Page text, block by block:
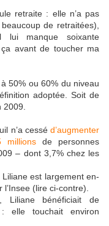
retraite : elle n’a pas
de retraitées),
lui manque soixante
avant de toucher ma
à 50% ou 60% du niveau
adoptée. Soit de
n’a cessé d’augmenter
millions de personnes
– dont 3,7% chez les
est largement en-
(lire ci-contre).
Liliane bénéficiait de
elle touchait environ